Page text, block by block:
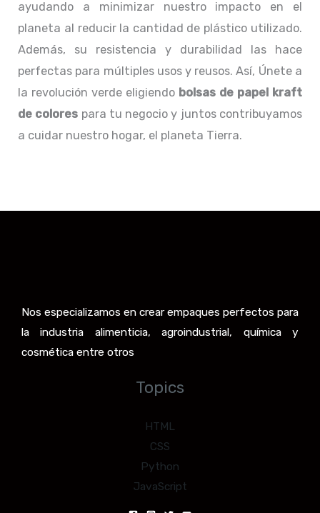
ayudando a minimizar nuestro impacto en el
planeta al reducir la cantidad de plástico utilizado.
Además, su resistencia y durabilidad las hace
perfectas para múltiples usos y reusos. Así, Únete a
la revolución verde eligiendo bolsas de papel kraft
de colores para tu negocio y juntos contribuyamos
a cuidar nuestro hogar, el planeta Tierra.
Nos especializamos en crear empaques perfectos para
la industria alimenticia, agroindustrial, química y
cosmética entre otros
Topics
HTML
CSS
Python
JavaScript